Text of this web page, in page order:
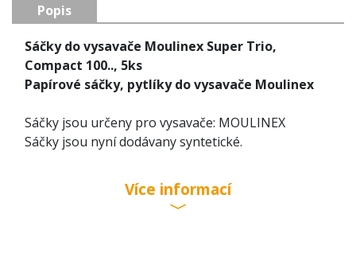
Popis
Sáčky do vysavače Moulinex Super Trio,
Compact 100.., 5ks
Papírové sáčky, pytlíky do vysavače Moulinex
Sáčky jsou určeny pro vysavače: MOULINEX
Sáčky jsou nyní dodávany syntetické.
Compact 100, 200, 300, 400
K87..., K89..., L29..., L31..., Y04..., Y05...
Více informací